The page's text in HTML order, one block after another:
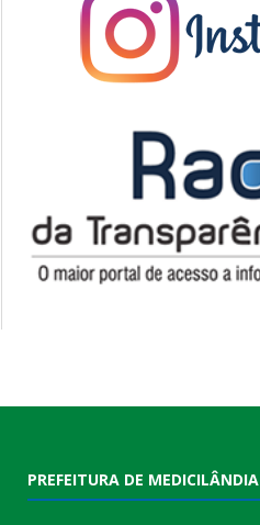
PREFEITURA DE MEDICILÂNDIA